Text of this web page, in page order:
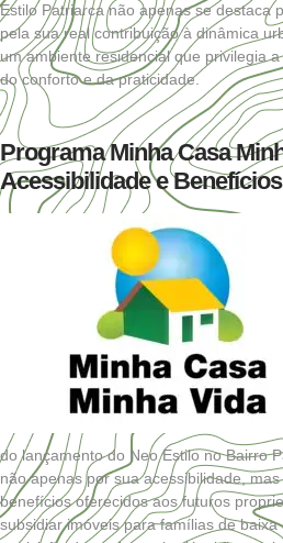
Estilo Patriarca não apenas se destaca
pela sua real contribuição à dinâmica
um ambiente residencial que privilegia
do conforto e da praticidade.
Programa Minha Casa
Acessibilidade e Benefícios
do lançamento do Neo Estilo no Bairro
não apenas por sua acessibilidade,
benefícios oferecidos aos futuros
subsidiar imóveis para famílias de